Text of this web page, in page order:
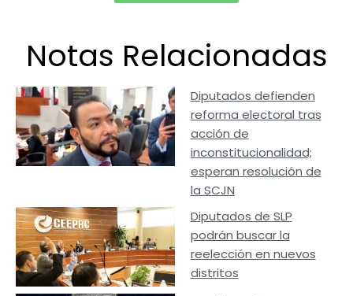
Notas Relacionadas
Diputados defienden
reforma electoral tras
acción de
inconstitucionalidad;
esperan resolución de
la SCJN
Diputados de SLP
podrán buscar la
reelección en nuevos
distritos